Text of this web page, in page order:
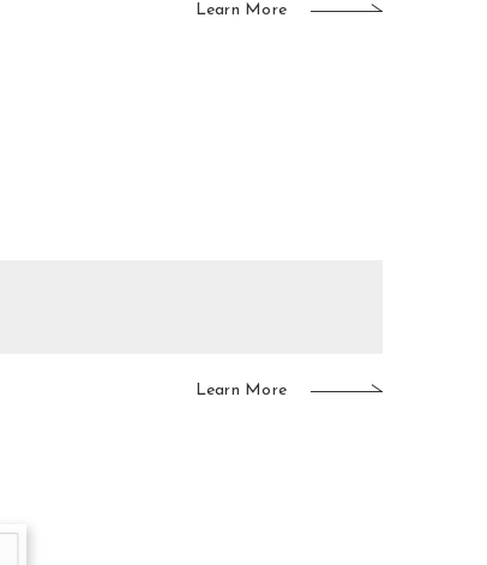
Learn More
Learn More